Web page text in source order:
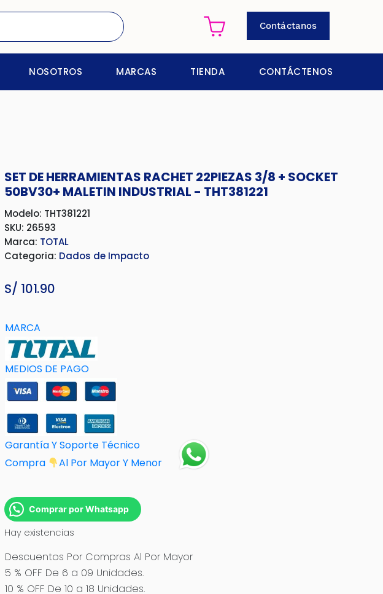
Contáctanos
NOSOTROS MARCAS TIENDA CONTÁCTENOS
SET DE HERRAMIENTAS RACHET 22PIEZAS 3/8 + SOCKET
50BV30+ MALETIN INDUSTRIAL - THT381221
Modelo: THT381221
SKU: 26593
Marca: TOTAL
Categoria: Dados de Impacto
S/ 101.90
MARCA
MEDIOS DE PAGO
Garantía Y Soporte Técnico
Compra
Al Por Mayor Y Menor
Comprar por Whatsapp
Hay existencias
Descuentos Por Compras Al Por Mayor
5 % OFF De 6 a 09 Unidades.
10 % OFF De 10 a 18 Unidades.